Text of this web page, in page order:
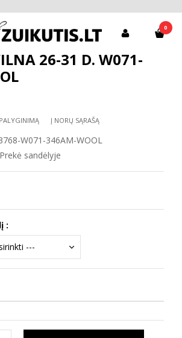
0
D.D.Step batai berniukams
346AM-WOOL
26-31 D. W071-
Į NORŲ SĄRAŠĄ
W071-346AM-WOOL
Prekė sandėlyje
: